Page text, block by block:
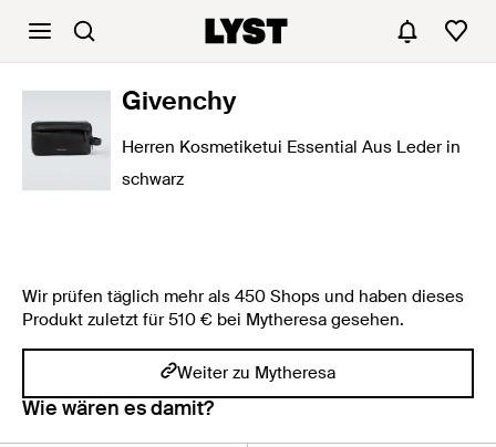
Givenchy
Herren Kosmetiketui Essential Aus Leder in
schwarz
Wir prüfen täglich mehr als 450 Shops und haben dieses
Produkt zuletzt für 510 € bei Mytheresa gesehen.
Weiter zu Mytheresa
Wie wären es damit?